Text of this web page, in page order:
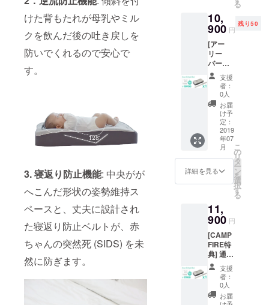
けた背もたれが母乳やミル
クを飲んだ後の吐き戻しを
防いでくれるので安心で
す。
3. 寝返り防止機能: 中央がが
へこんだ形状の姿勢維持ス
ペースと、丈夫に設計され
た寝返り防止ベルトが、赤
ちゃんの突然死 (SIDS) を未
然に防ぎます。
×1台 (ウ
レタン
フォー
ムベッ
ド×1
台、カ
バー×1
枚、寝
返り防
止ベル
ト×1本)
る
10,
900 円
残り50
[アー
リー
バード]
通常
16,900
→10,90
0円（送
料込）
寝返り
防止無
重力新
生児用
ベッド
×1台 (ウ
レタン
ムベッ
ド×1
台、カ
バー×1
枚、寝
返り防
止ベル
ト×1本)
支援
者：
0人
お届
け予
定：
2019
年07
月
詳細を見る
こ
の
リ
タ
ー
ン
を
選
択
す
る
11,
900 円
[CAMP
FIRE特
典] 通常
16,900
円
→11,90
0円（送
料込）
支援
者：
0人
お届